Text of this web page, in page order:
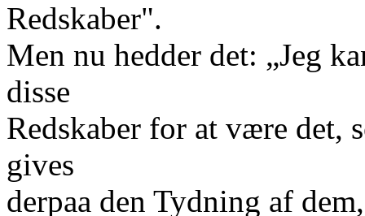
Redskaber".
Men nu hedder det: „Jeg
disse
Redskaber for at være det,
gives
derpaa den Tydning af